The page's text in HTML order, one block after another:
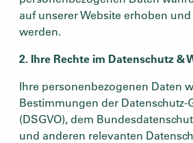
auf unserer Website erhoben
werden.
2. Ihre Rechte im Datenschutz &
Ihre personenbezogenen Daten
Bestimmungen der
(DSGVO), dem
und anderen relevanten